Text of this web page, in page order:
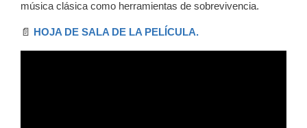
música clásica como herramientas de sobrevivencia.
📄 HOJA DE SALA DE LA PELÍCULA.